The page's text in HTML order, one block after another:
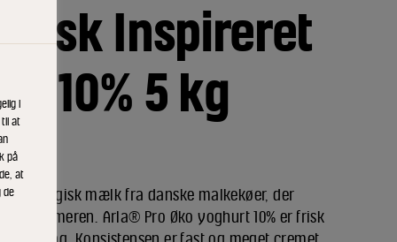
Inspireret
10% 5 kg
økologisk mælk fra danske malkekøer, der
sommeren. Arla® Pro Øko yoghurt 10% er frisk
i
til at
på
at
de